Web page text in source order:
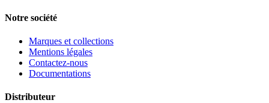
Notre société
Marques et collections
Mentions légales
Contactez-nous
Documentations
Distributeur